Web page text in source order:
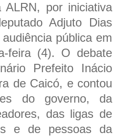
por iniciativa
Adjuto Dias
pública em
feira (4). O debate
Prefeito Inácio
de Caicó, e contou
do governo, da
das ligas de
e de pessoas da